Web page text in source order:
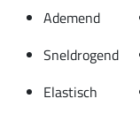
Ademend
Sneldrogend
Elastisch